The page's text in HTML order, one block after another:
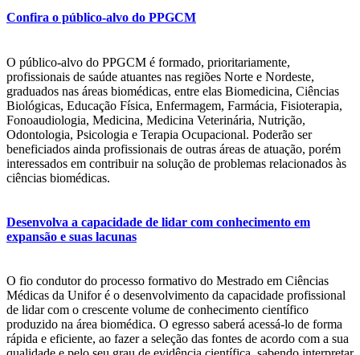
UNIVERSIDADE DO MINHO
* Esta lista está sujeita a alterações e a flutuações em status de aplicabilidade.
Confira o público-alvo do PPGCM
O público-alvo do PPGCM é formado, prioritariamente,
profissionais de saúde atuantes nas regiões Norte e Nordeste,
graduados nas áreas biomédicas, entre elas Biomedicina, Ciências
Biológicas, Educação Física, Enfermagem, Farmácia, Fisioterapia,
Fonoaudiologia, Medicina, Medicina Veterinária, Nutrição,
Odontologia, Psicologia e Terapia Ocupacional. Poderão ser
beneficiados ainda profissionais de outras áreas de atuação, porém
interessados em contribuir na solução de problemas relacionados às
ciências biomédicas.
Desenvolva a capacidade de lidar com conhecimento em
expansão e suas lacunas
O fio condutor do processo formativo do Mestrado em Ciências
Médicas da Unifor é o desenvolvimento da capacidade profissional
de lidar com o crescente volume de conhecimento científico
produzido na área biomédica. O egresso saberá acessá-lo de forma
rápida e eficiente, ao fazer a seleção das fontes de acordo com a sua